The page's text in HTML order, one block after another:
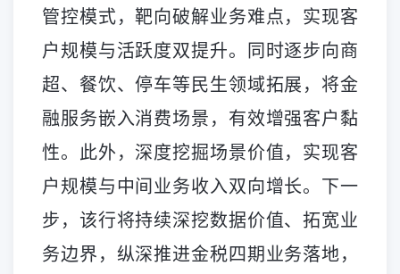
管控模式，靶向破解业务难点，实现客
户规模与活跃度双提升。同时逐步向商
超、餐饮、停车等民生领域拓展，将金
融服务嵌入消费场景，有效增强客户黏
性。此外，深度挖掘场景价值，实现客
户规模与中间业务收入双向增长。下一
步，该行将持续深挖数据价值、拓宽业
务边界，纵深推进金税四期业务落地，